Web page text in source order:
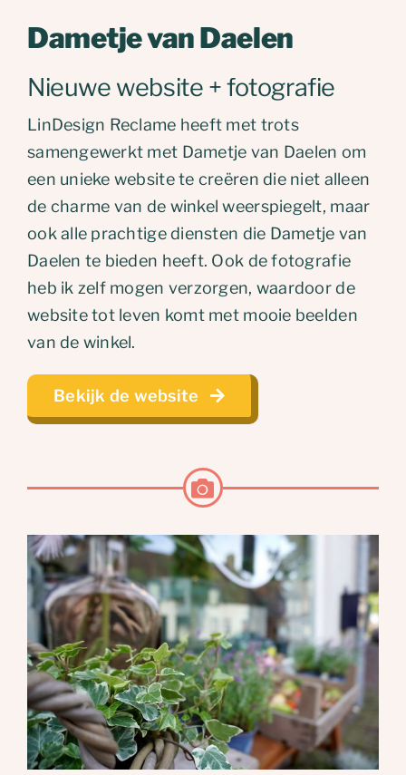
Dametje van Daelen
Nieuwe website + fotografie
LinDesign Reclame heeft met trots
samengewerkt met Dametje van Daelen om
een unieke website te creëren die niet alleen
de charme van de winkel weerspiegelt, maar
ook alle prachtige diensten die Dametje van
Daelen te bieden heeft. Ook de fotografie
heb ik zelf mogen verzorgen, waardoor de
website tot leven komt met mooie beelden
van de winkel.
Bekijk de website